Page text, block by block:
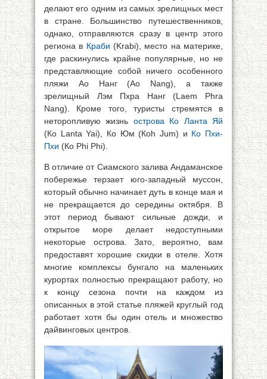
делают его одним из самых зрелищных мест
в стране. Большинство путешественников,
однако, отправляются сразу в центр этого
региона в Краби (Krabi), место на материке,
где раскинулись крайне популярные, но не
представляющие собой ничего особенного
пляжи Ао Нанг (Ао Nang), а также
зрелищный Лэм Пхра Нанг (Laem Phra
Nang). Кроме того, туристы стремятся в
неторопливую жизнь острова Ко Ланта Яй
(Ко Lanta Yai), Ко Юм (Коh Jum) и Ко Пхи-
Пхи (Ко Phi Phi).
В отличие от Сиамского залива Андаманское
побережье терзает юго-западный муссон,
который обычно начинает дуть в конце мая и
не прекращается до середины октября. В
этот период бывают сильные дожди, и
открытое море делает недоступными
некоторые острова. Зато, вероятно, вам
предоставят хорошие скидки в отеле. Хотя
многие комплексы бунгало на маленьких
курортах полностью прекращают работу, но
к концу сезона почти на каждом из
описанных в этой статье пляжей круглый год
работает хотя бы один отель и множество
дайвинговых центров.